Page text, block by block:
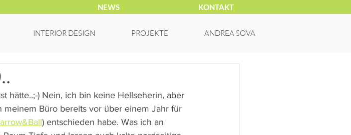
NEWS KONTAKT
INTERIOR DESIGN PROJEKTE ANDREA SOVA
hätte..;-) Nein, ich bin keine Hellseherin, aber
meinem Büro bereits vor über einem Jahr für
) entschieden habe. Was ich an